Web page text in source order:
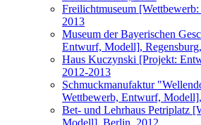
Freilichtmuseum
2013
Museum der Bayerischen
Entwurf, Modell],
Haus Kuczynski [Projekt:
2012-2013
Schmuckmanufaktur
Wettbewerb, Entwurf,
Bet- und Lehrhaus Petriplatz
Modell], Berlin, 2012